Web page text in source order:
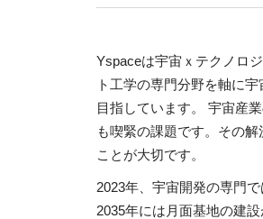
Yspaceは宇宙ｘテクノロ
ト工学の専門分野を軸に
目指しています。 宇宙産
も喫緊の課題です。その
ことが大切です。
2023年、宇宙開発の専門
2035年には月面基地の建設